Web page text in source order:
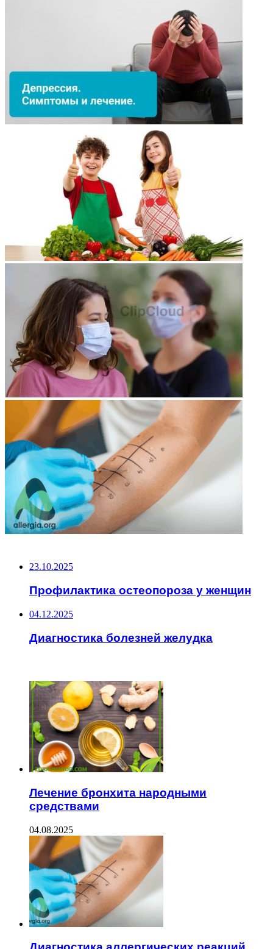
23.10.2025
Профилактика остеопороза у женщин
04.12.2025
Диагностика болезней желудка
Лечение бронхита народными
средствами
04.08.2025